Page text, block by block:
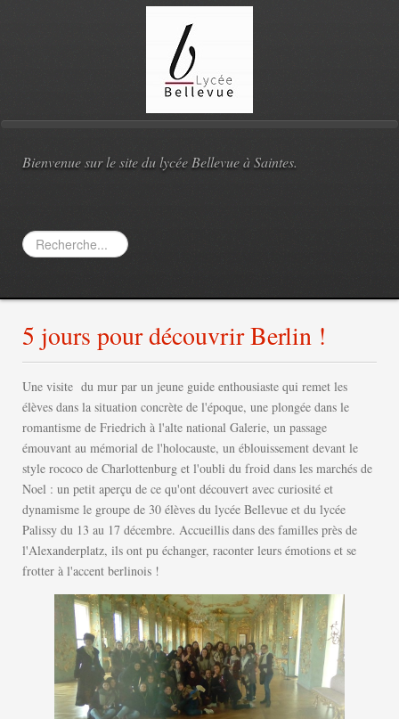
Bienvenue sur le site du lycée Bellevue à Saintes.
Rechercher
5 jours pour découvrir Berlin !
Une visite du mur par un jeune guide enthousiaste qui remet les
élèves dans la situation concrète de l'époque, une plongée dans le
romantisme de Friedrich à l'alte national Galerie, un passage
émouvant au mémorial de l'holocauste, un éblouissement devant le
style rococo de Charlottenburg et l'oubli du froid dans les marchés de
Noel : un petit aperçu de ce qu'ont découvert avec curiosité et
dynamisme le groupe de 30 élèves du lycée Bellevue et du lycée
Palissy du 13 au 17 décembre. Accueillis dans des familles près de
l'Alexanderplatz, ils ont pu échanger, raconter leurs émotions et se
frotter à l'accent berlinois !